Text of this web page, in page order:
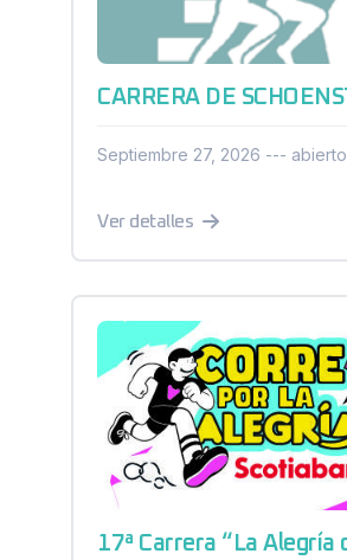
Septiembre 27, 2026 --- abierto
Ver detalles